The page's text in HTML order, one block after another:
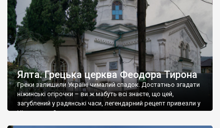
Ялта. Грецька церква Феодора Тирона
Греки залишили Україні чималий спадок. Достатньо згадати
ніжинські огірочки – ви ж мабуть всі знаєте, що цей,
загублений у радянські часи, легендарний рецепт привезли у
Ніжин греки?